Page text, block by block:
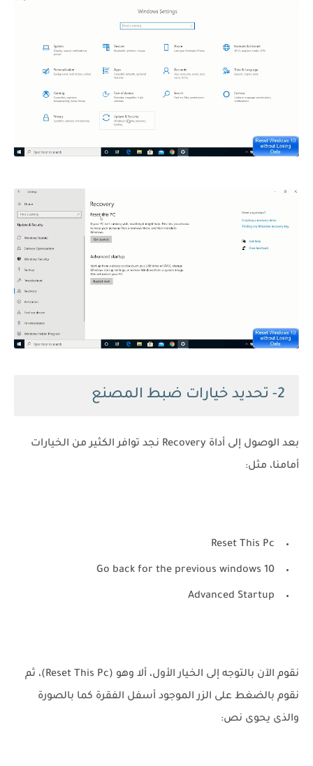
2- تحديد خيارات ضبط المصنع
بعد الوصول إلى أداة Recovery نجد توافر الكثير من الخيارات
أمامنا، مثل:
Reset This Pc
Go back for the previous windows 10
Advanced Startup
نقوم الآن بالتوجه إلى الخيار الأول، ألا وهو (Reset This Pc)، ثم
نقوم بالضغط على الزر الموجود أسفل الفقرة كما بالصورة
والذى يحوى نص: